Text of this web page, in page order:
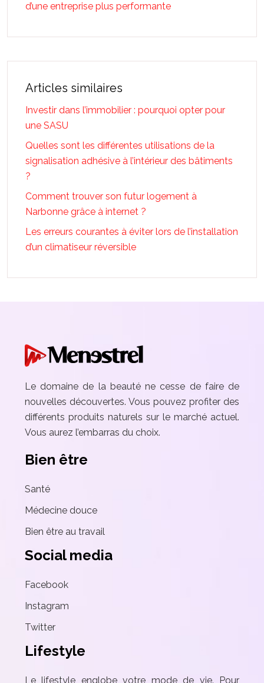
d’une entreprise plus performante
Articles similaires
Investir dans l’immobilier : pourquoi opter pour
une SASU
Quelles sont les différentes utilisations de la
signalisation adhésive à l’intérieur des bâtiments
?
Comment trouver son futur logement à
Narbonne grâce à internet ?
Les erreurs courantes à éviter lors de l’installation
d’un climatiseur réversible
Le domaine de la beauté ne cesse de faire de
nouvelles découvertes. Vous pouvez profiter des
différents produits naturels sur le marché actuel.
Vous aurez l’embarras du choix.
Bien être
Santé
Médecine douce
Bien être au travail
Social media
Facebook
Instagram
Twitter
Lifestyle
Le lifestyle englobe votre mode de vie. Pour